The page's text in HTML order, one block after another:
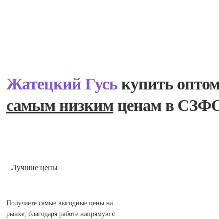
Жатецкий Гуськупить
самым низкимценам в
Лучшие цены
Получаете самые выгодные цены на
рынке, благодаря работе напрямую с